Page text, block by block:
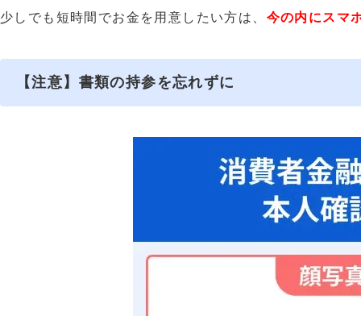
少しでも短時間でお金を用意したい方は、 今の内にスマ
【注意】書類の持参を忘れずに